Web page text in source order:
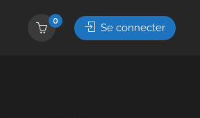
0
Se connecter